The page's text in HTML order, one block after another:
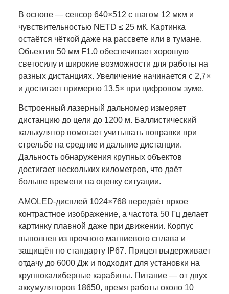
В основе — сенсор 640×512 с шагом 12 мкм и
чувствительностью NETD ≤ 25 мК. Картинка
остаётся чёткой даже на рассвете или в тумане.
Объектив 50 мм F1.0 обеспечивает хорошую
светосилу и широкие возможности для работы на
разных дистанциях. Увеличение начинается с 2,7×
и достигает примерно 13,5× при цифровом зуме.
Встроенный лазерный дальномер измеряет
дистанцию до цели до 1200 м. Баллистический
калькулятор помогает учитывать поправки при
стрельбе на средние и дальние дистанции.
Дальность обнаружения крупных объектов
достигает нескольких километров, что даёт
больше времени на оценку ситуации.
AMOLED-дисплей 1024×768 передаёт яркое
контрастное изображение, а частота 50 Гц делает
картинку плавной даже при движении. Корпус
выполнен из прочного магниевого сплава и
защищён по стандарту IP67. Прицел выдерживает
отдачу до 6000 Дж и подходит для установки на
крупнокалиберные карабины. Питание — от двух
аккумуляторов 18650, время работы около 10